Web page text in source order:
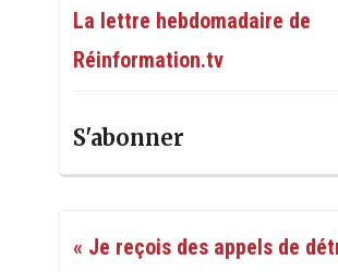
La lettre hebdomadaire de
Réinformation.tv
S'abonner
« Je reçois des appels de